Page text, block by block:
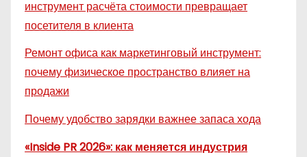
инструмент расчёта стоимости превращает
посетителя в клиента
Ремонт офиса как маркетинговый инструмент:
почему физическое пространство влияет на
продажи
Почему удобство зарядки важнее запаса хода
«Inside PR 2026»: как меняется индустрия